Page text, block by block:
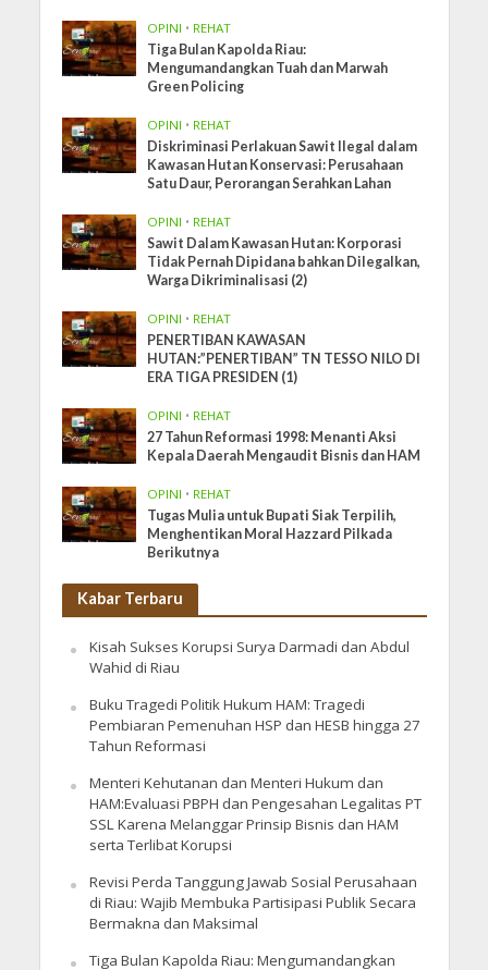
OPINI • REHAT
Tiga Bulan Kapolda Riau:
Mengumandangkan Tuah dan Marwah
Green Policing
OPINI • REHAT
Diskriminasi Perlakuan Sawit Ilegal dalam
Kawasan Hutan Konservasi: Perusahaan
Satu Daur, Perorangan Serahkan Lahan
OPINI • REHAT
Sawit Dalam Kawasan Hutan: Korporasi
Tidak Pernah Dipidana bahkan Dilegalkan,
Warga Dikriminalisasi (2)
OPINI • REHAT
PENERTIBAN KAWASAN
HUTAN:”PENERTIBAN” TN TESSO NILO DI
ERA TIGA PRESIDEN (1)
OPINI • REHAT
27 Tahun Reformasi 1998: Menanti Aksi
Kepala Daerah Mengaudit Bisnis dan HAM
OPINI • REHAT
Tugas Mulia untuk Bupati Siak Terpilih,
Menghentikan Moral Hazzard Pilkada
Berikutnya
Kabar Terbaru
Kisah Sukses Korupsi Surya Darmadi dan Abdul
Wahid di Riau
Buku Tragedi Politik Hukum HAM: Tragedi
Pembiaran Pemenuhan HSP dan HESB hingga 27
Tahun Reformasi
Menteri Kehutanan dan Menteri Hukum dan
HAM:Evaluasi PBPH dan Pengesahan Legalitas PT
SSL Karena Melanggar Prinsip Bisnis dan HAM
serta Terlibat Korupsi
Revisi Perda Tanggung Jawab Sosial Perusahaan
di Riau: Wajib Membuka Partisipasi Publik Secara
Bermakna dan Maksimal
Tiga Bulan Kapolda Riau: Mengumandangkan